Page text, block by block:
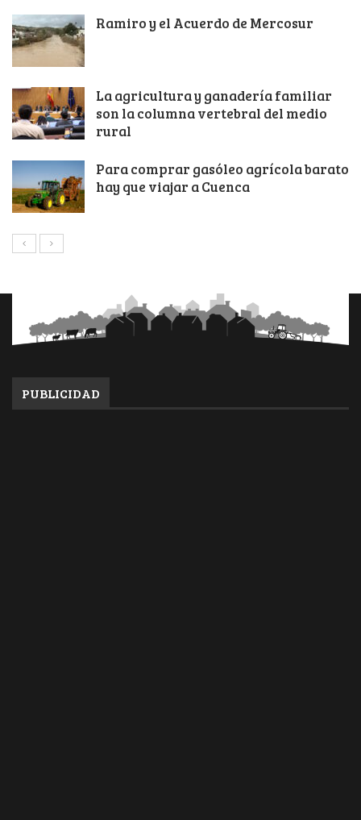
Ramiro y el Acuerdo de Mercosur
La agricultura y ganadería familiar
son la columna vertebral del medio
rural
Para comprar gasóleo agrícola barato
hay que viajar a Cuenca
PUBLICIDAD